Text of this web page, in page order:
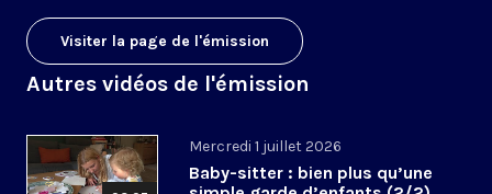
Visiter la page de l'émission
Autres vidéos de l'émission
Mercredi 1 juillet 2026
Baby-sitter : bien plus qu’une